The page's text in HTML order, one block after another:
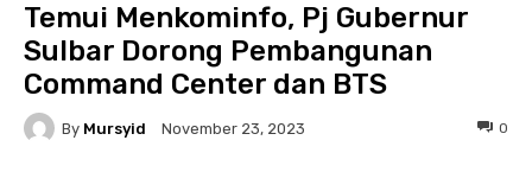
Temui Menkominfo, Pj Gubernur
Sulbar Dorong Pembangunan
Command Center dan BTS
By Mursyid November 23, 2023 0